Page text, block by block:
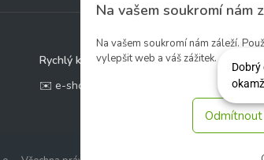
Na vašem soukromí nám
Na vašem soukromí nám záleží.
vylepšit web a váš zážitek.
Odmítnout
Rychlý kontakt:
✉️ e-shop@zcstrakovo.cz